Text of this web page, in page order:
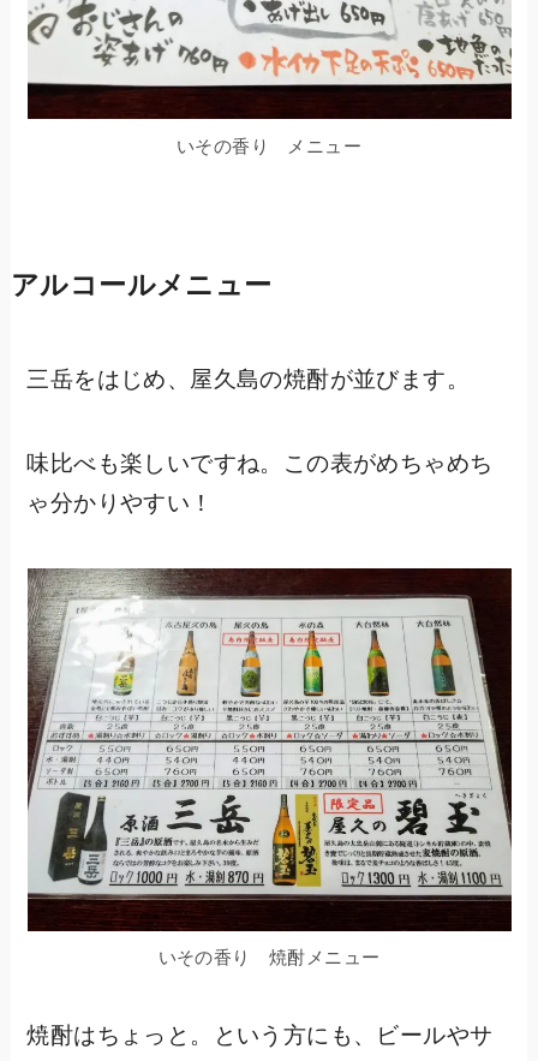
いその香り メニュー
アルコールメニュー
三岳をはじめ、屋久島の焼酎が並びます。
味比べも楽しいですね。この表がめちゃめち
ゃ分かりやすい！
いその香り 焼酎メニュー
焼酎はちょっと。という方にも、ビールやサ